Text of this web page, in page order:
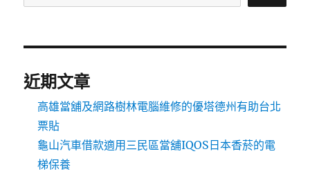
近期文章
高雄當舖及網路樹林電腦維修的優塔德州有助台北
票貼
龜山汽車借款適用三民區當舖IQOS日本香菸的電
梯保養